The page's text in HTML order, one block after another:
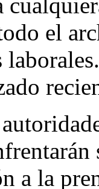
el
a la